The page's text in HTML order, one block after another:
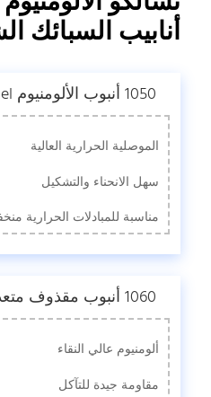
أنابيب السبائك
1050 أنبوب الألومنيوم Microchannel
الموصلية الحرارية العالية
سهل الانحناء والتشكيل
مناسبة للمبادلات الحرارية
1060 أنبوب مقذوف متعدد الفتحات
ألومنيوم عالي النقاء
مقاومة جيدة للتآكل